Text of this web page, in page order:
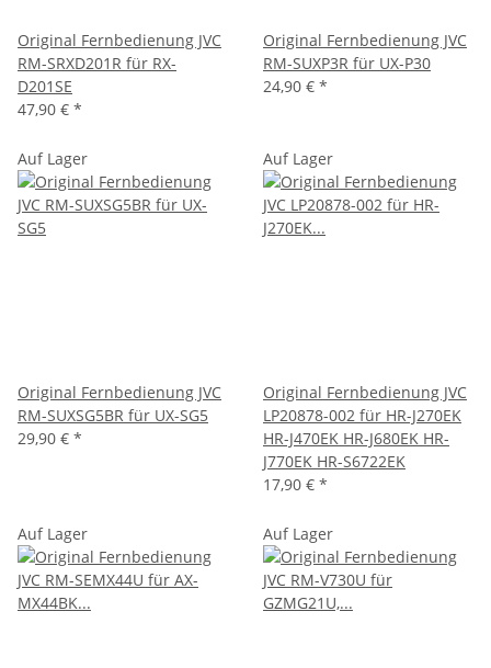
Original Fernbedienung JVC
RM-SRXD201R für RX-
D201SE
47,90 € *
Original Fernbedienung JVC
RM-SUXP3R für UX-P30
24,90 € *
Auf Lager
Original Fernbedienung JVC
RM-SUXSG5BR für UX-SG5
29,90 € *
Auf Lager
Original Fernbedienung JVC
LP20878-002 für HR-J270EK
HR-J470EK HR-J680EK HR-
J770EK HR-S6722EK
17,90 € *
Auf Lager Auf Lager